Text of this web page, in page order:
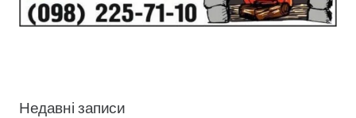
Недавні записи